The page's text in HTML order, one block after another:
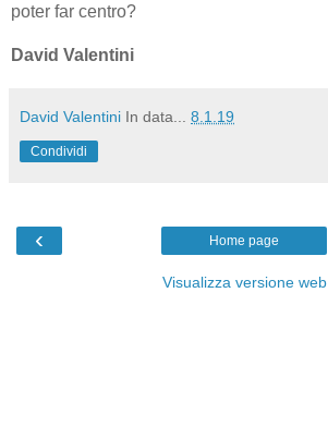
poter far centro?
David Valentini
David Valentini In data... 8.1.19
Condividi
‹ Home page
Visualizza versione web